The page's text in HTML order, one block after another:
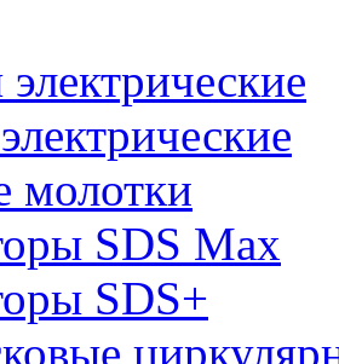
молотки
SDS Max
SDS+